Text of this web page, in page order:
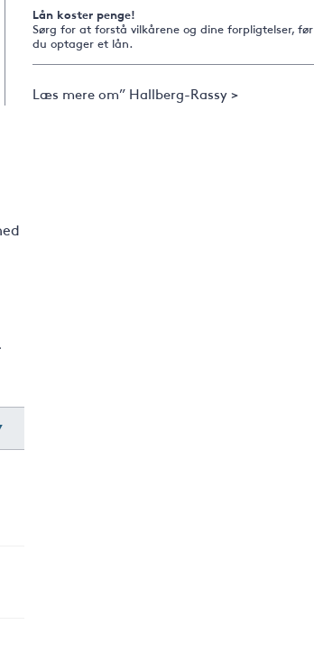
Lån koster penge!
Sørg for at forstå vilkårene og dine forpligtelser, før
du optager et lån.
Læs mere om” Hallberg-Rassy >